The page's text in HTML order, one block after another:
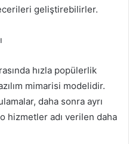
geliştirebilirler.
hızla popülerlik
mimarisi modelidir.
daha sonra ayrı
hizmetler adı verilen daha